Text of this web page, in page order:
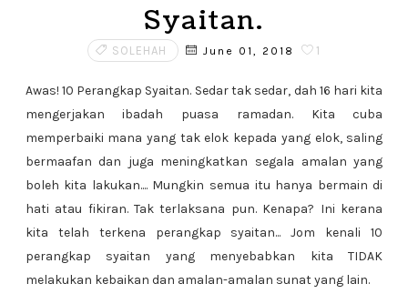
Syaitan.
SOLEHAH June 01, 2018 1
Awas! 10 Perangkap Syaitan. Sedar tak sedar, dah 16 hari kita
mengerjakan ibadah puasa ramadan. Kita cuba
memperbaiki mana yang tak elok kepada yang elok, saling
bermaafan dan juga meningkatkan segala amalan yang
boleh kita lakukan.... Mungkin semua itu hanya bermain di
hati atau fikiran. Tak terlaksana pun. Kenapa? Ini kerana
kita telah terkena perangkap syaitan... Jom kenali 10
perangkap syaitan yang menyebabkan kita TIDAK
melakukan kebaikan dan amalan-amalan sunat yang lain.